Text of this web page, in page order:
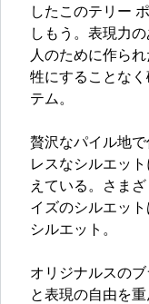
したこのテリー
しもう。表現力
人のために作ら
牲にすることな
テム。
贅沢なパイル地
レスなシルエッ
えている。さま
イズのシルエッ
シルエット。
オリジナルスの
と表現の自由を